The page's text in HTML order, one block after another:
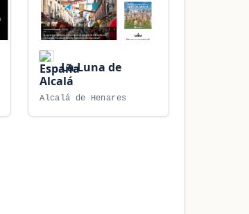
La Luna de
Alcalá
Alcalá de Henares